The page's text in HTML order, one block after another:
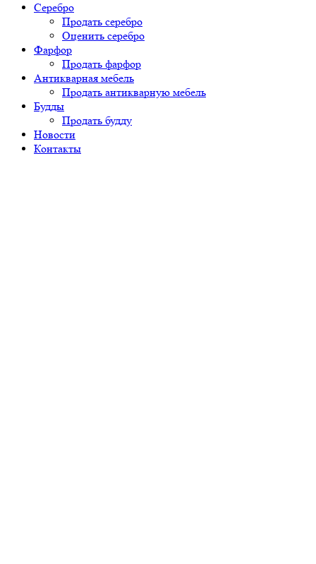
Серебро
Продать серебро
Оценить серебро
Фарфор
Продать фарфор
Антикварная мебель
Продать антикварную мебель
Будды
Продать будду
Новости
Контакты